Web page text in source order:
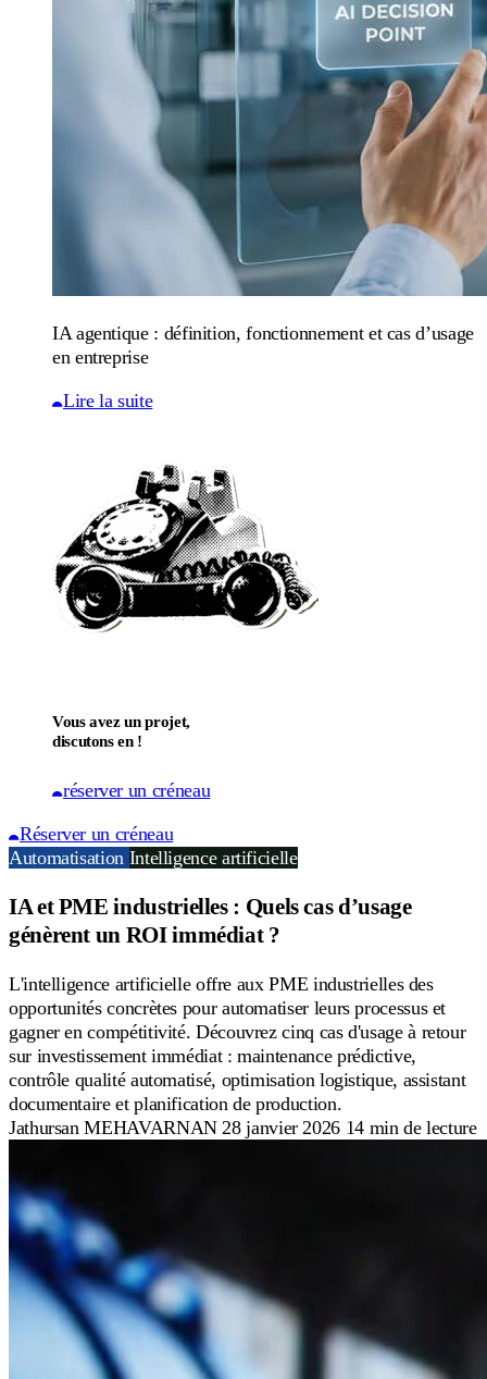
IA agentique : définition, fonctionnement et cas d’usage
en entreprise
Lire la suite
Vous avez un projet,
discutons en !
réserver un créneau
Réserver un créneau
Automatisation Intelligence artificielle
IA et PME industrielles : Quels cas d’usage
génèrent un ROI immédiat ?
L'intelligence artificielle offre aux PME industrielles des
opportunités concrètes pour automatiser leurs processus et
gagner en compétitivité. Découvrez cinq cas d'usage à retour
sur investissement immédiat : maintenance prédictive,
contrôle qualité automatisé, optimisation logistique, assistant
documentaire et planification de production.
Jathursan MEHAVARNAN 28 janvier 2026 14 min de lecture